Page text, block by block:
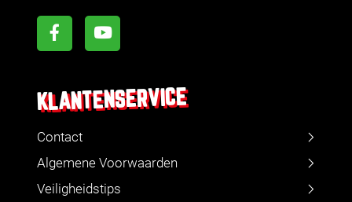
KLANTENSERVICE
Contact
Algemene Voorwaarden
Veiligheidstips